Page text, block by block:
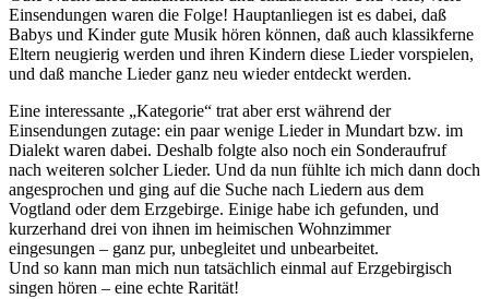
Einsendungen waren die Folge! Hauptanliegen ist es dabei, daß
Babys und Kinder gute Musik hören können, daß auch klassikferne
Eltern neugierig werden und ihren Kindern diese Lieder vorspielen,
und daß manche Lieder ganz neu wieder entdeckt werden.
Eine interessante „Kategorie“ trat aber erst während der
Einsendungen zutage: ein paar wenige Lieder in Mundart bzw. im
Dialekt waren dabei. Deshalb folgte also noch ein Sonderaufruf
nach weiteren solcher Lieder. Und da nun fühlte ich mich dann doch
angesprochen und ging auf die Suche nach Liedern aus dem
Vogtland oder dem Erzgebirge. Einige habe ich gefunden, und
kurzerhand drei von ihnen im heimischen Wohnzimmer
eingesungen – ganz pur, unbegleitet und unbearbeitet.
Und so kann man mich nun tatsächlich einmal auf Erzgebirgisch
singen hören – eine echte Rarität!